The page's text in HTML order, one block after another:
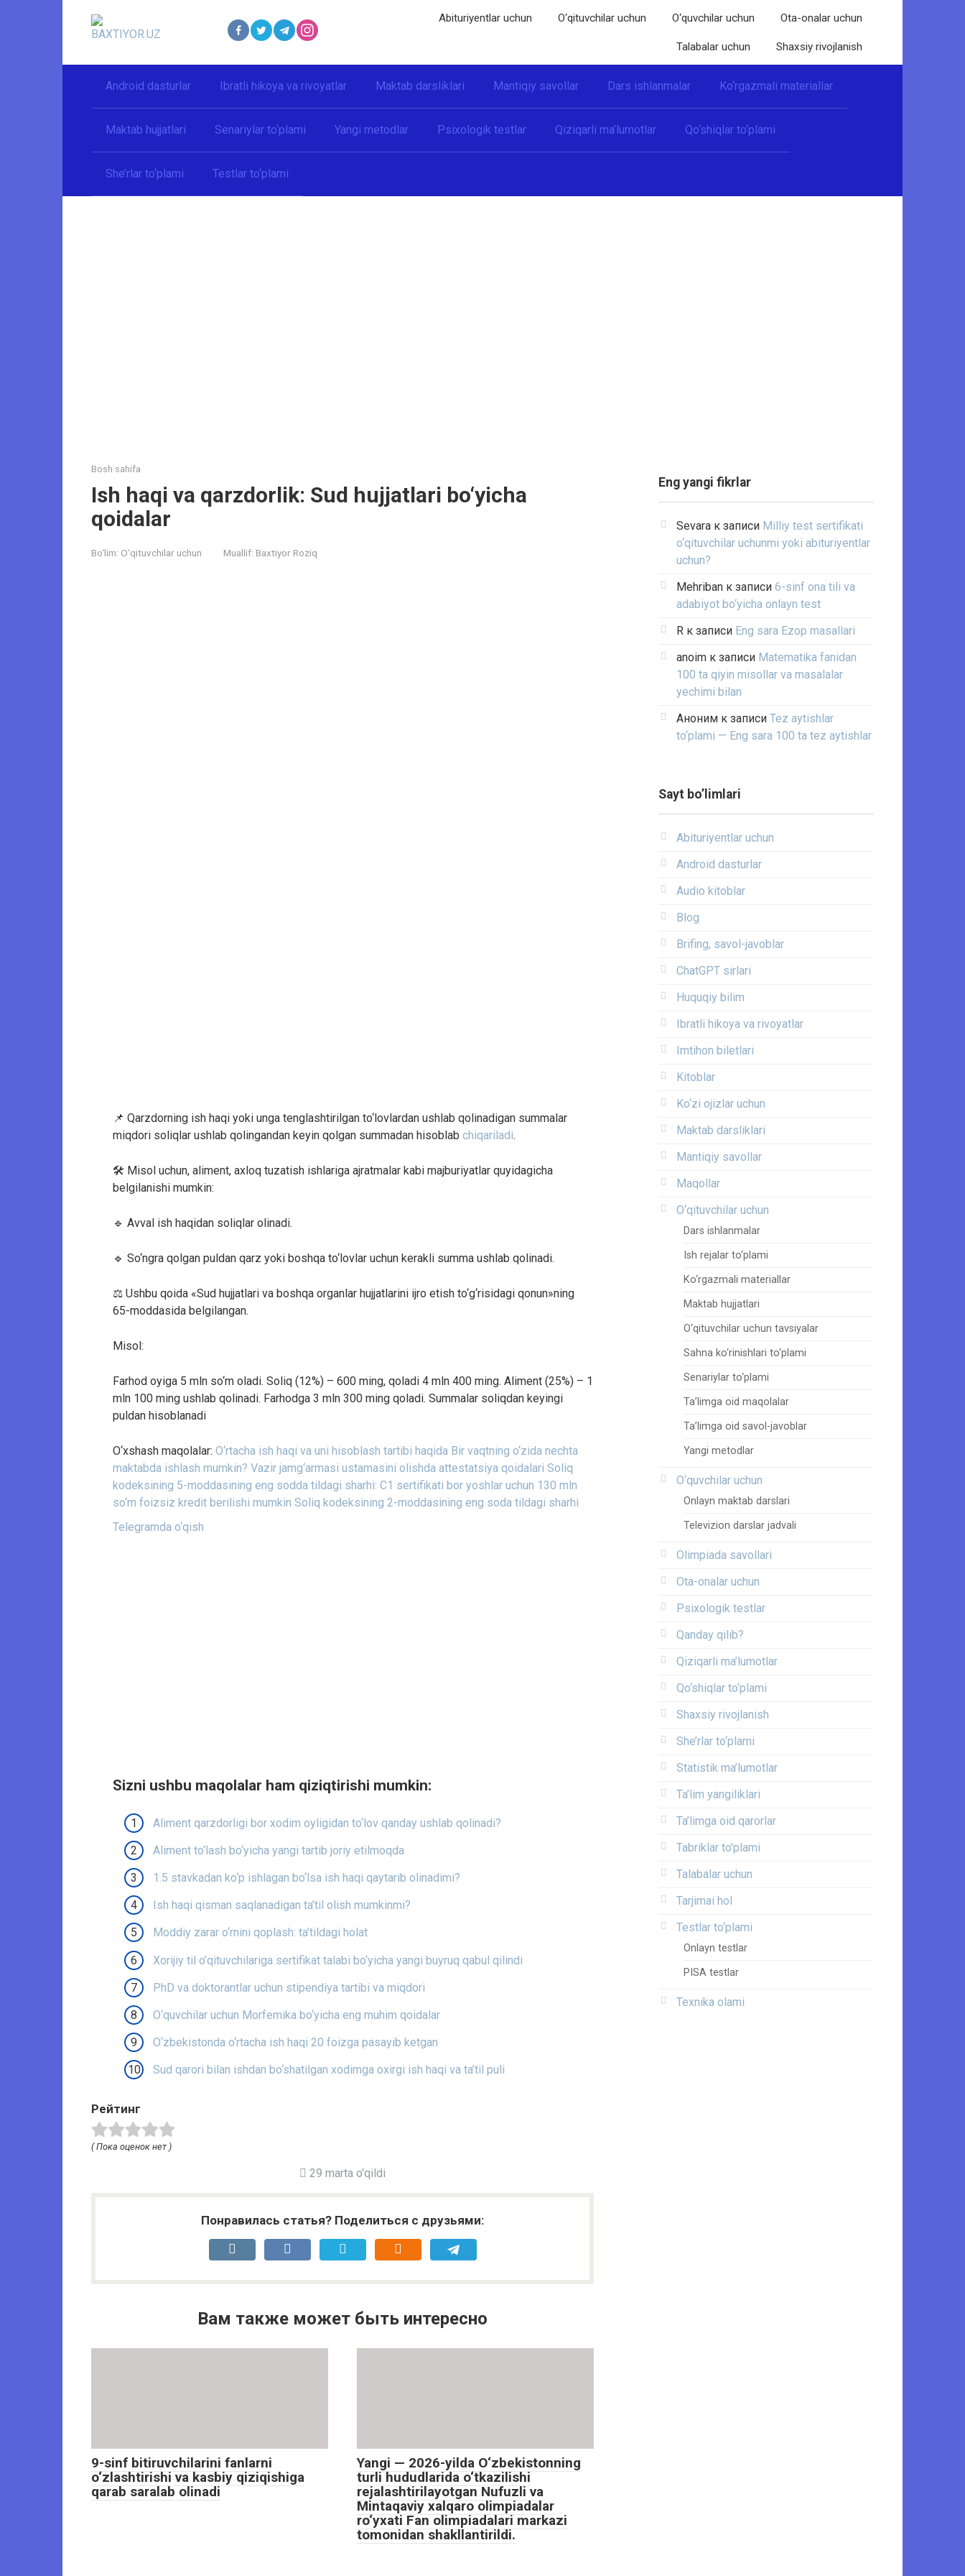
Abituriyentlar uchun O‘qituvchilar uchun O‘quvchilar uchun Ota-onalar uchun
Talabalar uchun Shaxsiy rivojlanish
Android dasturlar Ibratli hikoya va rivoyatlar Maktab darsliklari Mantiqiy savollar Dars ishlanmalar Ko‘rgazmali materiallar
Maktab hujjatlari Senariylar to‘plami Yangi metodlar Psixologik testlar Qiziqarli ma’lumotlar Qo‘shiqlar to‘plami
She’rlar to‘plami Testlar to‘plami
Bosh sahifa
Ish haqi va qarzdorlik: Sud hujjatlari bo‘yicha
qoidalar
Bo‘lim: O‘qituvchilar uchun Muallif: Baxtiyor Roziq
📌 Qarzdorning ish haqi yoki unga tenglashtirilgan to‘lovlardan ushlab qolinadigan summalar
miqdori soliqlar ushlab qolingandan keyin qolgan summadan hisoblab chiqariladi.
🛠 Misol uchun, aliment, axloq tuzatish ishlariga ajratmalar kabi majburiyatlar quyidagicha
belgilanishi mumkin:
🔹 Avval ish haqidan soliqlar olinadi.
🔹 So‘ngra qolgan puldan qarz yoki boshqa to‘lovlar uchun kerakli summa ushlab qolinadi.
⚖️ Ushbu qoida «Sud hujjatlari va boshqa organlar hujjatlarini ijro etish to‘g‘risidagi qonun»ning
65-moddasida belgilangan.
Misol:
Farhod oyiga 5 mln so‘m oladi. Soliq (12%) – 600 ming, qoladi 4 mln 400 ming. Aliment (25%) – 1
mln 100 ming ushlab qolinadi. Farhodga 3 mln 300 ming qoladi. Summalar soliqdan keyingi
puldan hisoblanadi
O‘xshash maqolalar: O‘rtacha ish haqi va uni hisoblash tartibi haqida Bir vaqtning o‘zida nechta
maktabda ishlash mumkin? Vazir jamg‘armasi ustamasini olishda attestatsiya qoidalari Soliq
kodeksining 5-moddasining eng sodda tildagi sharhi: C1 sertifikati bor yoshlar uchun 130 mln
so‘m foizsiz kredit berilishi mumkin Soliq kodeksining 2-moddasining eng soda tildagi sharhi
Telegramda o‘qish
Sizni ushbu maqolalar ham qiziqtirishi mumkin:
Aliment qarzdorligi bor xodim oyligidan to‘lov qanday ushlab qolinadi?
Aliment to‘lash bo‘yicha yangi tartib joriy etilmoqda
1.5 stavkadan ko‘p ishlagan bo‘lsa ish haqi qaytarib olinadimi?
Ish haqi qisman saqlanadigan ta’til olish mumkinmi?
Moddiy zarar o‘rnini qoplash: ta’tildagi holat
Xorijiy til o’qituvchilariga sertifikat talabi bo‘yicha yangi buyruq qabul qilindi
PhD va doktorantlar uchun stipendiya tartibi va miqdori
O‘quvchilar uchun Morfemika bo‘yicha eng muhim qoidalar
O‘zbekistonda o‘rtacha ish haqi 20 foizga pasayib ketgan
Sud qarori bilan ishdan bo‘shatilgan xodimga oxirgi ish haqi va ta’til puli
Рейтинг
( Пока оценок нет )
29 marta o'qildi
Понравилась статья? Поделиться с друзьями:
Вам также может быть интересно
9-sinf bitiruvchilarini fanlarni
o‘zlashtirishi va kasbiy qiziqishiga
qarab saralab olinadi
Yangi — 2026-yilda O‘zbekistonning
turli hududlarida o‘tkazilishi
rejalashtirilayotgan Nufuzli va
Mintaqaviy xalqaro olimpiadalar
ro‘yxati Fan olimpiadalari markazi
tomonidan shakllantirildi.
Eng yangi fikrlar
Sevara к записи Milliy test sertifikati
o‘qituvchilar uchunmi yoki abituriyentlar
uchun?
Mehriban к записи 6-sinf ona tili va
adabiyot bo‘yicha onlayn test
R к записи Eng sara Ezop masallari
anoim к записи Matematika fanidan
100 ta qiyin misollar va masalalar
yechimi bilan
Аноним к записи Tez aytishlar
to‘plami — Eng sara 100 ta tez aytishlar
Sayt bo’limlari
Abituriyentlar uchun
Android dasturlar
Audio kitoblar
Blog
Brifing, savol-javoblar
ChatGPT sirlari
Huquqiy bilim
Ibratli hikoya va rivoyatlar
Imtihon biletlari
Kitoblar
Ko‘zi ojizlar uchun
Maktab darsliklari
Mantiqiy savollar
Maqollar
O‘qituvchilar uchun
Dars ishlanmalar
Ish rejalar to‘plami
Ko‘rgazmali materiallar
Maktab hujjatlari
O‘qituvchilar uchun tavsiyalar
Sahna ko‘rinishlari to‘plami
Senariylar to‘plami
Ta’limga oid maqolalar
Ta’limga oid savol-javoblar
Yangi metodlar
O‘quvchilar uchun
Onlayn maktab darslari
Televizion darslar jadvali
Olimpiada savollari
Ota-onalar uchun
Psixologik testlar
Qanday qilib?
Qiziqarli ma’lumotlar
Qo‘shiqlar to‘plami
Shaxsiy rivojlanish
She’rlar to‘plami
Statistik ma’lumotlar
Ta’lim yangiliklari
Ta’limga oid qarorlar
Tabriklar to'plami
Talabalar uchun
Tarjimai hol
Testlar to‘plami
Onlayn testlar
PISA testlar
Texnika olami